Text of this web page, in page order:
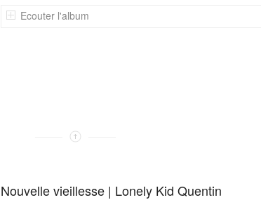
Ecouter l'album
Nouvelle vieillesse | Lonely Kid Quentin